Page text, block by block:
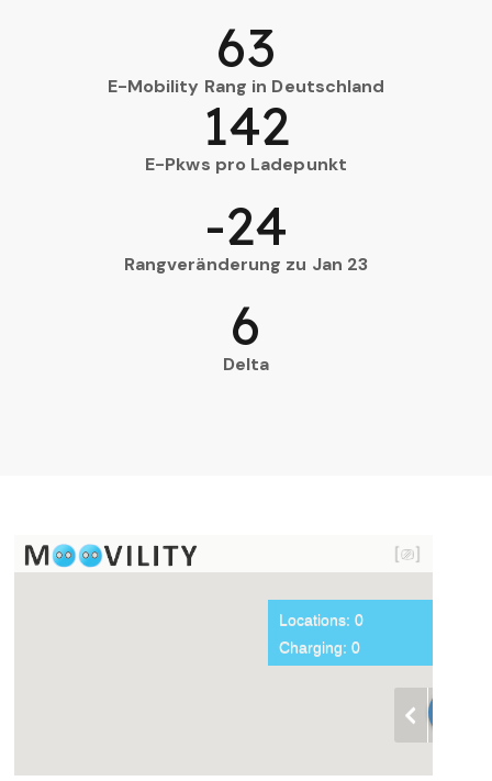
E-Mobility Rang in Deutschland
63
E-Pkws pro Ladepunkt
142
Rangveränderung zu Jan 23
-24
Delta
6